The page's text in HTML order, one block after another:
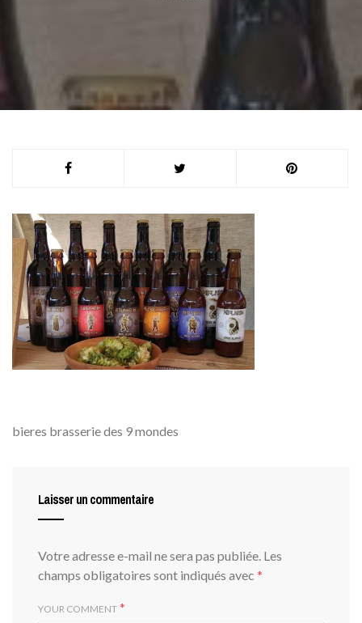
bieres brasserie des 9 mondes
Laisser un commentaire
Votre adresse e-mail ne sera pas publiée. Les
champs obligatoires sont indiqués avec *
YOUR COMMENT *